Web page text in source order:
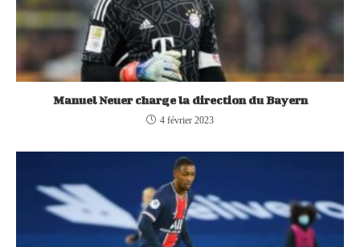
Manuel Neuer charge la direction du Bayern
4 février 2023